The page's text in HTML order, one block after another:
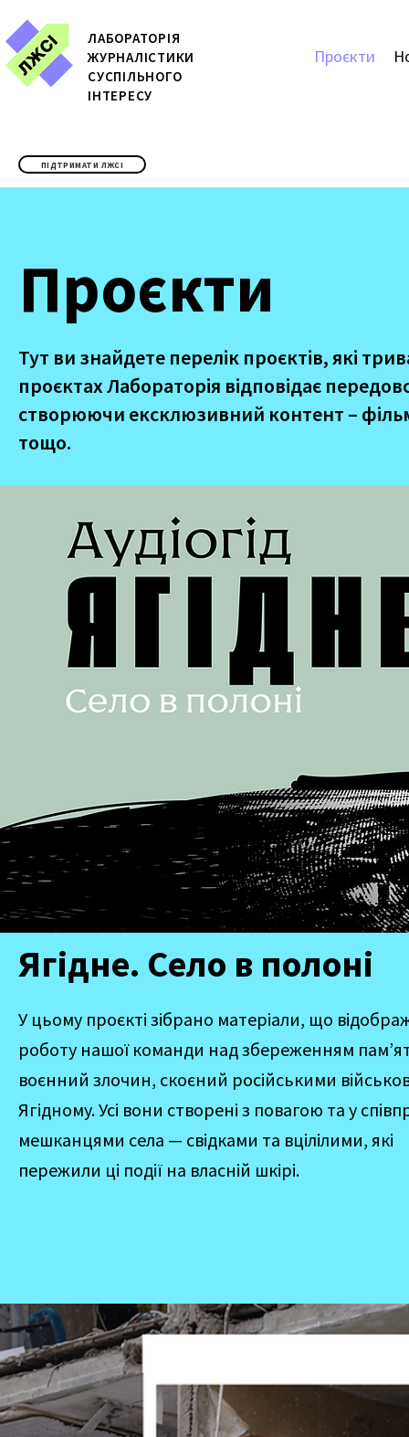
ЛАБОРАТОРІЯ
ЖУРНАЛІСТИКИ
СУСПІЛЬНОГО
ІНТЕРЕСУ
ПІДТРИМАТИ ЛЖСІ
Проєкти
Проєкти
Тут ви знайдете перелік проєктів, які
проєктах Лабораторія відповідає
створюючи ексклюзивний контент –
тощо.
Ягідне. Село в полоні
У цьому проєкті зібрано матеріали, що
роботу нашої команди над збереженням
воєнний злочин, скоєний російськими
Ягідному. Усі вони створені з повагою та у
мешканцями села — свідками та вцілілими, які
пережили ці події на власній шкірі.